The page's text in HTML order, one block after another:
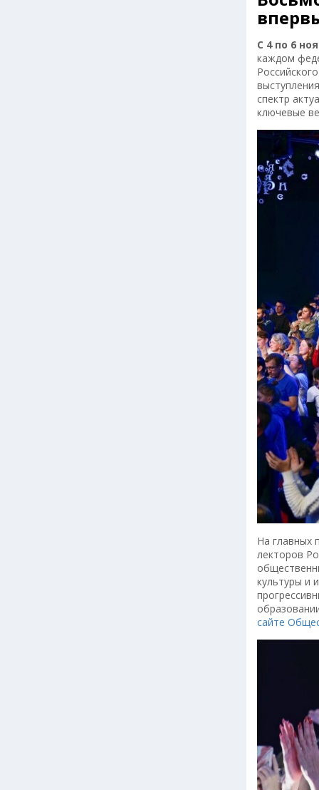
С 4 по 6
каждом
спектр
ключевые
На главных
лекторов
культуры и
сайте